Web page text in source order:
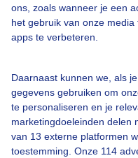
ons, zoals wanneer je een
het gebruik van onze
apps te verbeteren.
Daarnaast kunnen we, als
gegevens gebruiken om
te personaliseren en je
marketingdoeleinden delen
van 13 externe platformen
toestemming. Onze 114
Bekijk slideshow
Een